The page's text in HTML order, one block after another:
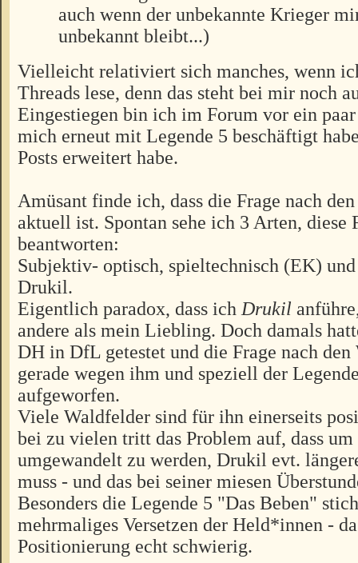
auch wenn der unbekannte Krieger
unbekannt bleibt...)
Vielleicht relativiert sich manches, wenn
Threads lese, denn das steht bei mir noch
Eingestiegen bin ich im Forum vor ein
mich erneut mit Legende 5 beschäftigt
Posts erweitert habe.
Amüsant finde ich, dass die Frage nach
aktuell ist. Spontan sehe ich 3 Arten, diese
beantworten:
Subjektiv- optisch, spieltechnisch (EK)
Drukil.
Eigentlich paradox, dass ich Drukil
andere als mein Liebling. Doch damals
DH in DfL getestet und die Frage nach
gerade wegen ihm und speziell der
aufgeworfen.
Viele Waldfelder sind für ihn einerseits
bei zu vielen tritt das Problem auf, dass
umgewandelt zu werden, Drukil evt.
muss - und das bei seiner miesen
Besonders die Legende 5 "Das Beben"
mehrmaliges Versetzen der Held*innen -
Positionierung echt schwierig.